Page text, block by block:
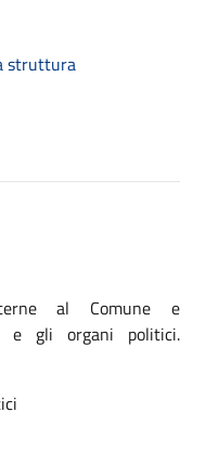
struttura
al Comune e
e gli organi politici.